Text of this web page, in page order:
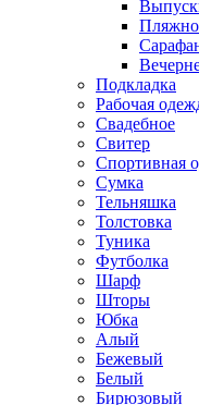
Подкладка
Рабочая
Свадебное
Свитер
Спортивная
Сумка
Тельняшка
Толстовка
Туника
Футболка
Шарф
Шторы
Юбка
Алый
Бежевый
Белый
Бирюзовый